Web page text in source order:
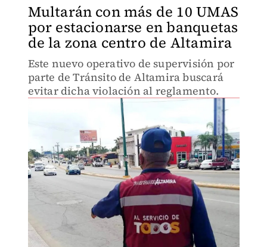
Multarán con más de 10 UMAS
por estacionarse en banquetas
de la zona centro de Altamira
Este nuevo operativo de supervisión por
parte de Tránsito de Altamira buscará
evitar dicha violación al reglamento.